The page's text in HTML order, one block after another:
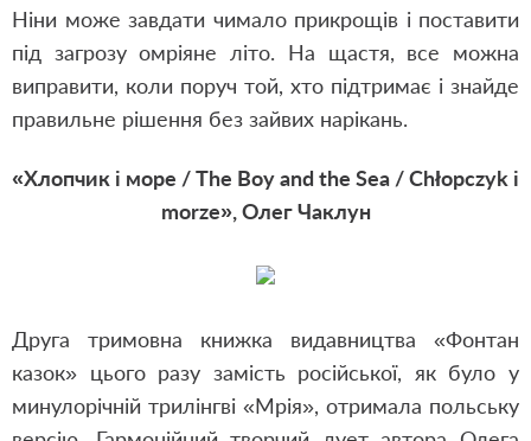
Ніни може завдати чимало прикрощів і поставити
під загрозу омріяне літо. На щастя, все можна
виправити, коли поруч той, хто підтримає і знайде
правильне рішення без зайвих нарікань.
«Хлопчик і море / The Boy and the Sea / Chłopczyk i
morze», Олег Чаклун
Друга тримовна книжка видавництва «Фонтан
казок» цього разу замість російської, як було у
минулорічній трилінгві «Мрія», отримала польську